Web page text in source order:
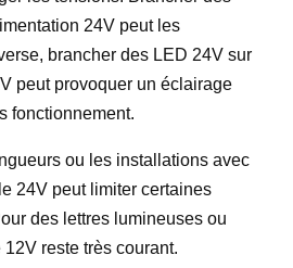
24V peut les
brancher des LED 24V sur
peut provoquer un éclairage
fonctionnement.
ou les installations avec
24V peut limiter certaines
des lettres lumineuses ou
reste très courant.